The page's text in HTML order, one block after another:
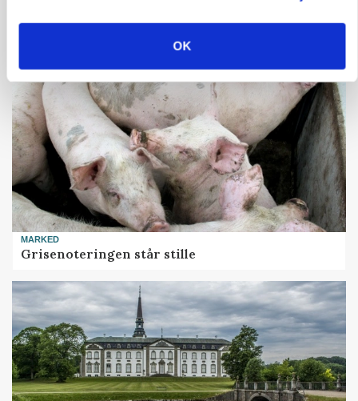
OK
MARKED
Grisenoteringen står stille